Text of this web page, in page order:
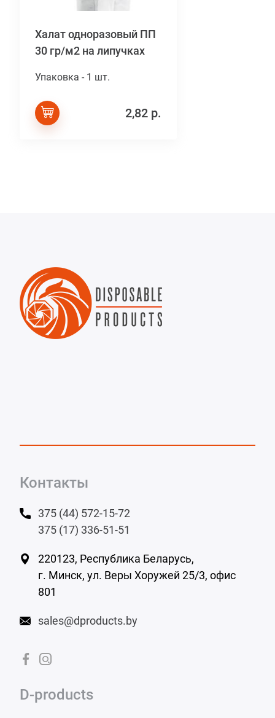
Халат одноразовый ПП
30 гр/м2 на липучках
Упаковка - 1 шт.
2,82 р.
Контакты
375 (44) 572-15-72
375 (17) 336-51-51
220123, Республика Беларусь,
г. Минск, ул. Веры Хоружей 25/3, офис
801
sales@dproducts.by
D-products